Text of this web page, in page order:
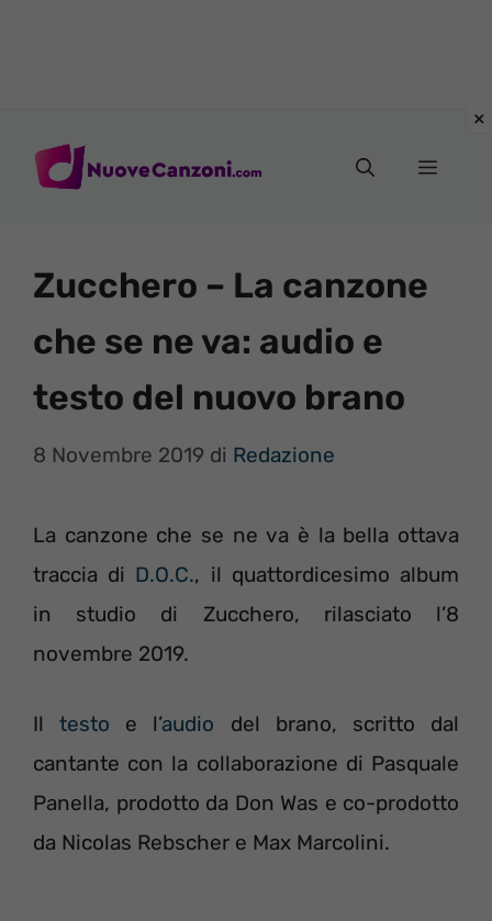
Menu
Zucchero – La canzone
che se ne va: audio e
testo del nuovo brano
8 Novembre 2019 di Redazione
La canzone che se ne va è la bella ottava
traccia di D.O.C., il quattordicesimo album
in studio di Zucchero, rilasciato l’8
novembre 2019.
Iltesto e l’audio del brano, scritto dal
cantante con la collaborazione di Pasquale
Panella, prodotto da Don Was e co-prodotto
da Nicolas Rebscher e Max Marcolini.